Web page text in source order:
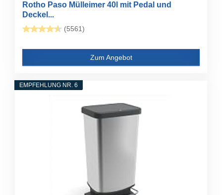
Rotho Paso Mülleimer 40l mit Pedal und
Deckel...
(5561)
Zum Angebot
EMPFEHLUNG NR. 6